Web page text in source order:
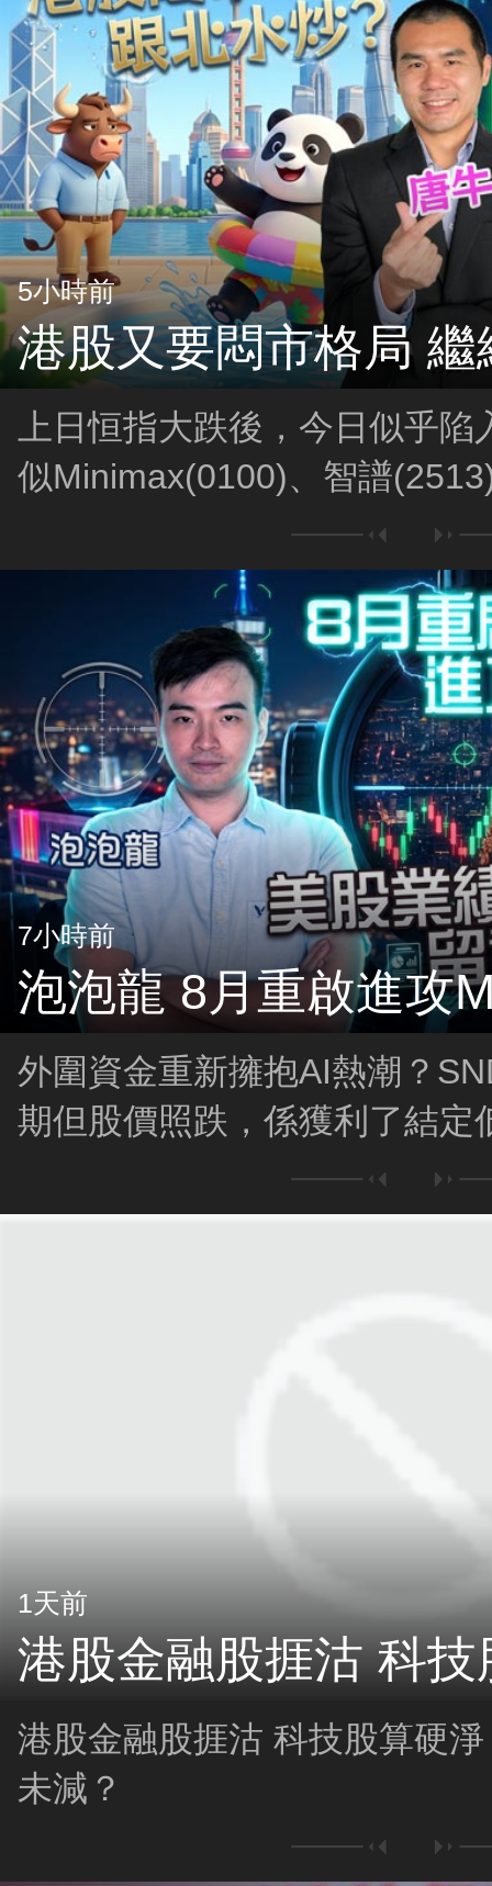
5小時前
港股又要悶市格局
上日恒指大跌後，今日似乎
似Minimax(0100)、智譜
7小時前
泡泡龍 8月重啟進攻
外圍資金重新擁抱AI熱潮？
期但股價照跌，係獲利了結定
急挫、多次熔斷，目前是否已
1天前
港股金融股捱沽 科
港股金融股捱沽 科技股算硬
未減？